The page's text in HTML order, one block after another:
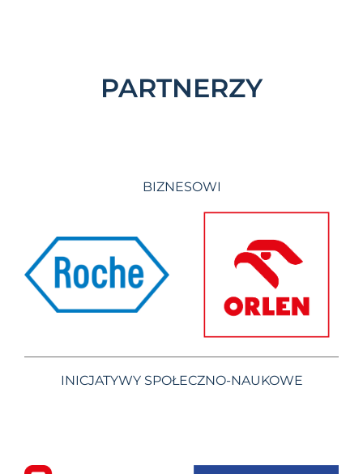
PARTNERZY
BIZNESOWI
INICJATYWY SPOŁECZNO-NAUKOWE